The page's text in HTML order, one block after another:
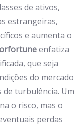
de ativos,
estrangeiras,
e aumenta o
enfatiza
que seja
do mercado
turbulência. Um
o risco, mas o
perdas